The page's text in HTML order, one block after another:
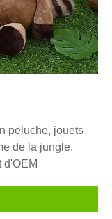
peluche, jouets
de la jungle,
d'OEM